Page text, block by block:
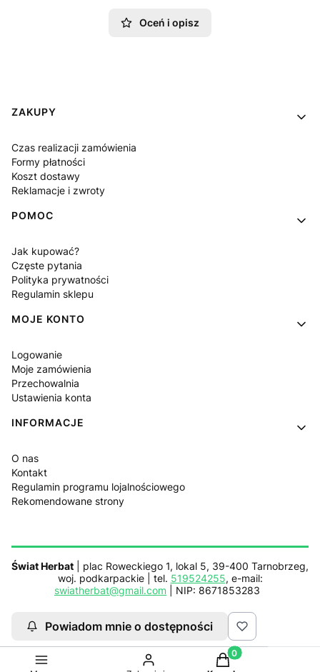
Oceń i opisz
Linki w stopce
ZAKUPY
Czas realizacji zamówienia
Formy płatności
Koszt dostawy
Reklamacje i zwroty
POMOC
Jak kupować?
Częste pytania
Polityka prywatności
Regulamin sklepu
MOJE KONTO
Logowanie
Moje zamówienia
Przechowalnia
Ustawienia konta
INFORMACJE
O nas
Kontakt
Regulamin programu lojalnościowego
Rekomendowane strony
Świat Herbat | plac Roweckiego 1, lokal 5, 39-400 Tarnobrzeg,
woj. podkarpackie | tel. 519524255, e-mail:
swiatherbat@gmail.com | NIP: 8671853283
Sklep działa z pomocą Netplace.com.pl
Sklep internetowy Shoper.pl
Powiadom mnie o dostępności
Produkty w